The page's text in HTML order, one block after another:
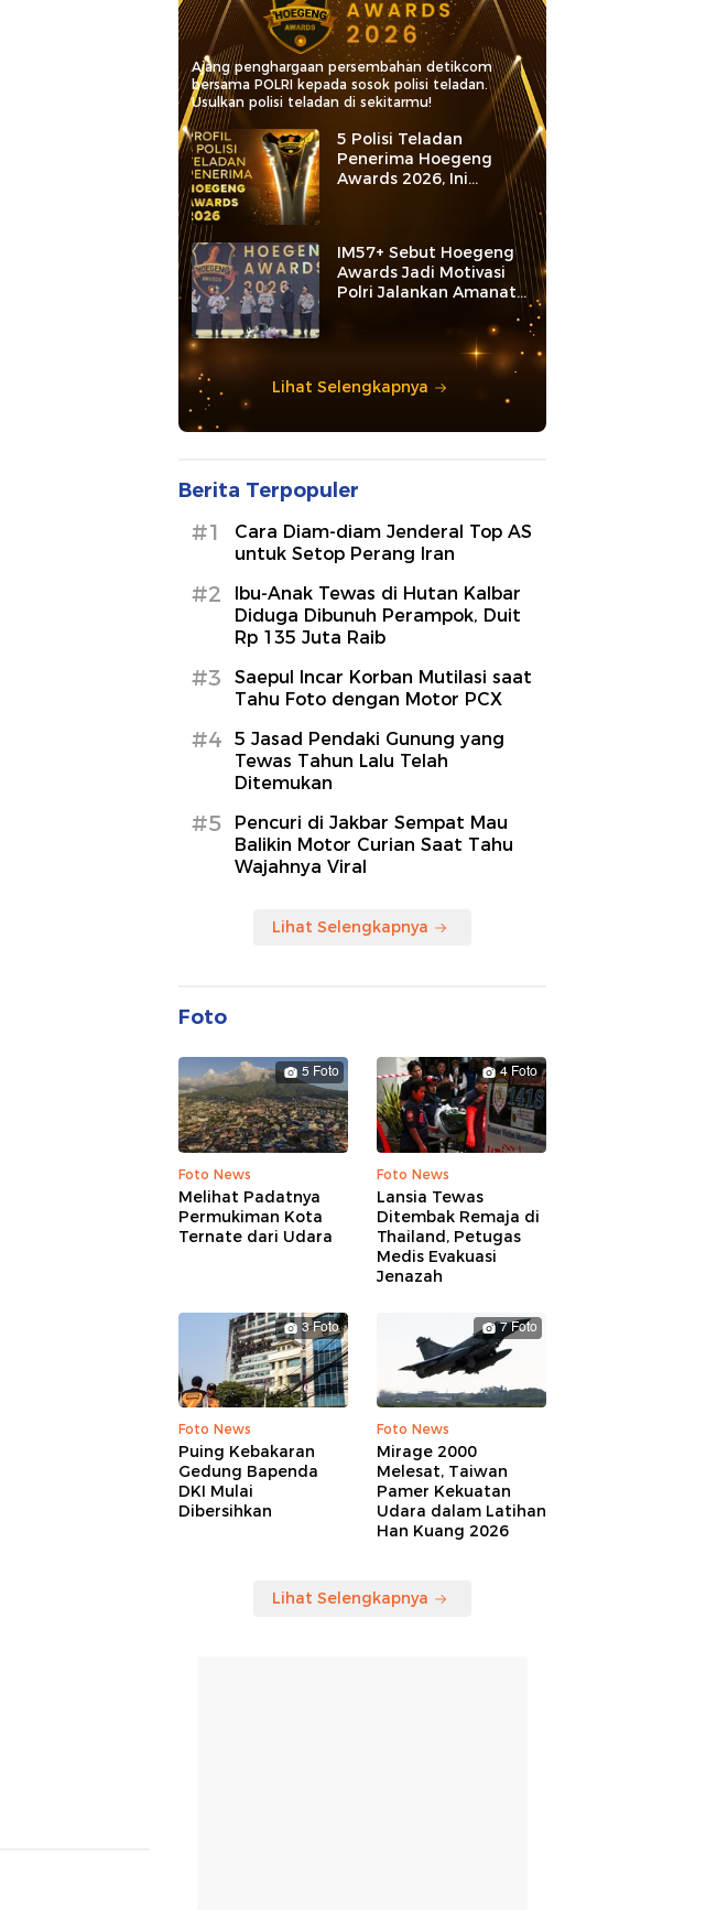
Ajang penghargaan persembahan detikcom
bersama POLRI kepada sosok polisi teladan.
Usulkan polisi teladan di sekitarmu!
5 Polisi Teladan
Penerima Hoegeng
Awards 2026, Ini
Kategori dan Kiprahnya
IM57+ Sebut Hoegeng
Awards Jadi Motivasi
Polri Jalankan Amanat
Lihat Selengkapnya
Berita Terpopuler
#1
Cara Diam-diam Jenderal Top AS
untuk Setop Perang Iran
#2
Ibu-Anak Tewas di Hutan Kalbar
Diduga Dibunuh Perampok, Duit
Rp 135 Juta Raib
#3
Saepul Incar Korban Mutilasi saat
Tahu Foto dengan Motor PCX
#4
5 Jasad Pendaki Gunung yang
Tewas Tahun Lalu Telah
Ditemukan
#5
Pencuri di Jakbar Sempat Mau
Balikin Motor Curian Saat Tahu
Wajahnya Viral
Lihat Selengkapnya
Foto
5 Foto
Foto News
Melihat Padatnya
Permukiman Kota
Ternate dari Udara
4 Foto
Foto News
Lansia Tewas
Ditembak Remaja di
Thailand, Petugas
Medis Evakuasi
Jenazah
3 Foto
Foto News
Puing Kebakaran
Gedung Bapenda
DKI Mulai
Dibersihkan
7 Foto
Foto News
Mirage 2000
Melesat, Taiwan
Pamer Kekuatan
Udara dalam Latihan
Han Kuang 2026
Lihat Selengkapnya